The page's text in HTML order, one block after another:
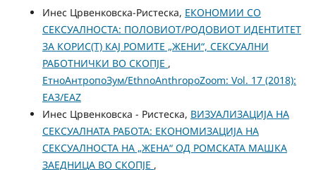
Инес Црвенковска-Ристеска, ЕКОНОМИИ СО
СЕКСУАЛНОСТА: ПОЛОВИОТ/РОДОВИОТ ИДЕНТИТЕТ
ЗА КОРИС(Т) КАЈ РОМИТЕ „ЖЕНИ“, СЕКСУАЛНИ
РАБОТНИЧКИ ВО СКОПЈЕ ,
ЕтноАнтропоЗум/EthnoAnthropoZoom: Vol. 17 (2018):
ЕАЗ/EAZ
Инес Црвенковска - Ристеска, ВИЗУАЛИЗАЦИЈА НА
СЕКСУАЛНАТА РАБОТА: ЕКОНОМИЗАЦИЈА НА
СЕКСУАЛНОСТА НА „ЖЕНА“ ОД РОМСКАТА МАШКА
ЗАЕДНИЦА ВО СКОПЈЕ ,